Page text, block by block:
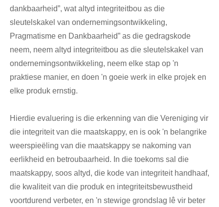
dankbaarheid”, wat altyd integriteitbou as die
sleutelskakel van ondernemingsontwikkeling,
Pragmatisme en Dankbaarheid” as die gedragskode
neem, neem altyd integriteitbou as die sleutelskakel van
ondernemingsontwikkeling, neem elke stap op 'n
praktiese manier, en doen 'n goeie werk in elke projek en
elke produk ernstig.
Hierdie evaluering is die erkenning van die Vereniging vir
die integriteit van die maatskappy, en is ook 'n belangrike
weerspieëling van die maatskappy se nakoming van
eerlikheid en betroubaarheid. In die toekoms sal die
maatskappy, soos altyd, die kode van integriteit handhaaf,
die kwaliteit van die produk en integriteitsbewustheid
voortdurend verbeter, en 'n stewige grondslag lê vir beter